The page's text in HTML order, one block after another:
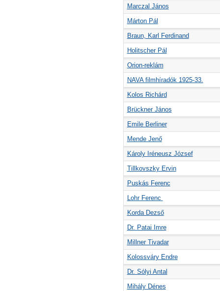
Marczal János
Márton Pál
Braun, Karl Ferdinand
Holitscher Pál
Orion-reklám
NAVA filmhíradók 1925-33.
Kolos Richárd
Brückner János
Emile Berliner
Mende Jenő
Károly Iréneusz József
Tillkovszky Ervin
Puskás Ferenc
Lohr Ferenc
Korda Dezső
Dr. Patai Imre
Millner Tivadar
Kolossváry Endre
Dr. Sólyi Antal
Mihály Dénes